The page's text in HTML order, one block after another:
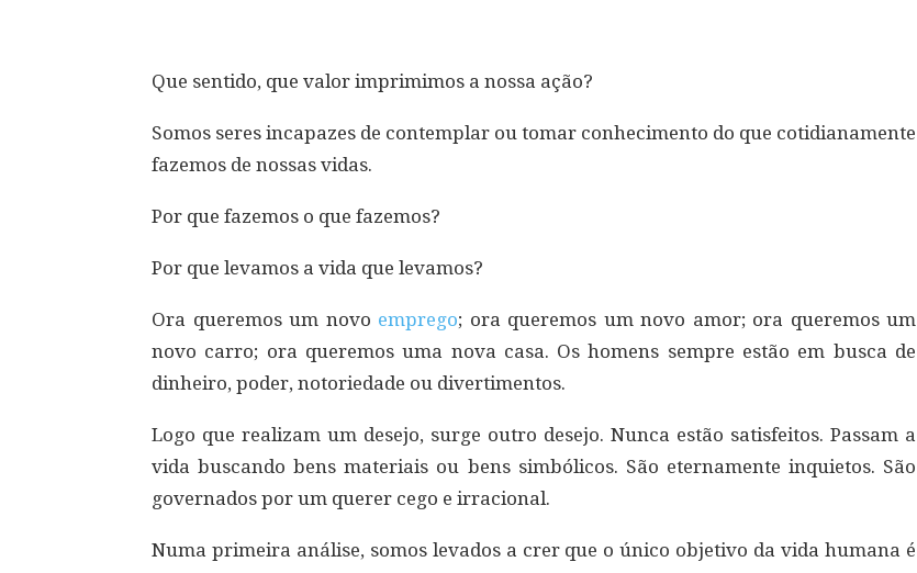
Que sentido, que valor imprimimos a nossa ação?
Somos seres incapazes de contemplar ou tomar conhecimento do que cotidianamente
fazemos de nossas vidas.
Por que fazemos o que fazemos?
Por que levamos a vida que levamos?
Ora queremos um novo emprego; ora queremos um novo amor; ora queremos um
novo carro; ora queremos uma nova casa. Os homens sempre estão em busca de
dinheiro, poder, notoriedade ou divertimentos.
Logo que realizam um desejo, surge outro desejo. Nunca estão satisfeitos. Passam a
vida buscando bens materiais ou bens simbólicos. São eternamente inquietos. São
governados por um querer cego e irracional.
Numa primeira análise, somos levados a crer que o único objetivo da vida humana é